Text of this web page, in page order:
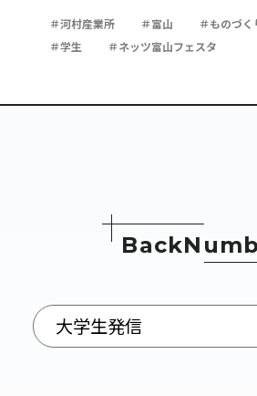
＃河村産業所 ＃富山 ＃ものづく
＃学生
＃ネッツ富山フェスタ
BackN umb